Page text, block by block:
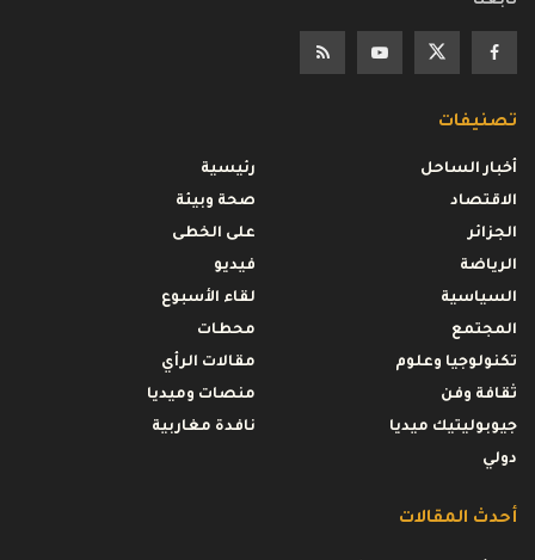
تصنيفات
أخبار الساحل
الاقتصاد
الجزائر
الرياضة
السياسية
المجتمع
تكنولوجيا وعلوم
ثقافة وفن
جيوبوليتيك ميديا
دولي
رئيسية
صحة وبيئة
على الخطى
فيديو
لقاء الأسبوع
محطات
مقالات الرأي
منصات وميديا
نافدة مغاربية
أحدث المقالات